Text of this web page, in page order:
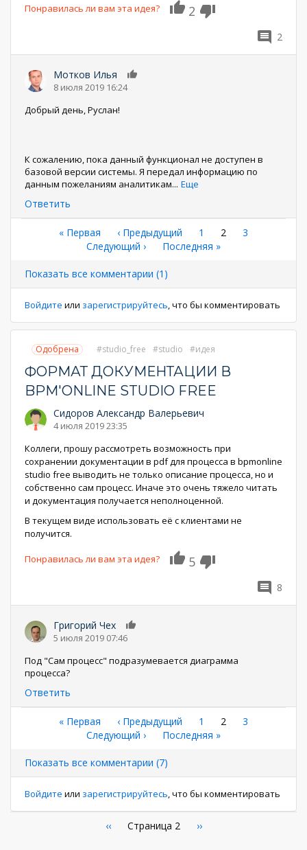
Понравилась ли вам эта идея? 2
2
Мотков Илья
8 июля 2019 16:24
Добрый день, Руслан!
К сожалению, пока данный функционал не доступен в
базовой версии системы. Я передал информацию по
данным пожеланиям аналитикам... Еще
Ответить
Нумерация
страниц
Первая
страница
« Первая ←
‹ Предыдущий Страница
1
Текущая
2 Страница
3
Следующая
Следующий ›
Последняя
Последняя »
Показать все комментарии (1)
Войдите или зарегистрируйтесь , что бы комментировать
Одобрена studio_free studio идея
ФОРМАТ ДОКУМЕНТАЦИИ В
BPM'ONLINE STUDIO FREE
Сидоров Александр Валерьевич
4 июля 2019 23:35
Коллеги, прошу рассмотреть возможность при
сохранении документации в pdf для процесса в bpmonline
studio free выводить не только описание процесса, но и
собственно сам процесс. Иначе это очень тяжело читать
и документация получается неполноценной.
В текущем виде использовать её с клиентами не
получится.
Понравилась ли вам эта идея? 5
8
Григорий Чех
5 июля 2019 07:46
Под "Сам процесс" подразумевается диаграмма
процесса?
Ответить
Нумерация
страниц
Первая
страница
« Первая ←
‹ Предыдущий Страница
1
Текущая
2 Страница
3
Следующая
Следующий ›
Последняя
Последняя »
Показать все комментарии (7)
Войдите или зарегистрируйтесь , что бы комментировать
Нумерация
←
‹‹ Страница 2
Следующая
››